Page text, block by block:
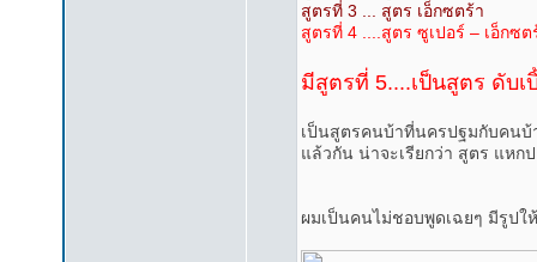
สูตรที่ 3 ... สูตร เอ็กซตร้า
สูตรที่ 4 ....สูตร ซูเปอร์ – เอ็กซต
มีสูตรที่ 5....เป็นสูตร ดับเ
เป็นสูตรคนบ้าที่นครปฐมกับคนบ้
แล้วกัน น่าจะเรียกว่า สูตร แหก
ผมเป็นคนไม่ชอบพูดเฉยๆ มีรูปใ